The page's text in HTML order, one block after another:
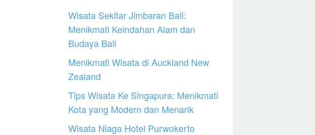
Wisata Sekitar Jimbaran Bali:
Menikmati Keindahan Alam dan
Budaya Bali
Menikmati Wisata di Auckland New
Zealand
Tips Wisata Ke Singapura: Menikmati
Kota yang Modern dan Menarik
Wisata Niaga Hotel Purwokerto